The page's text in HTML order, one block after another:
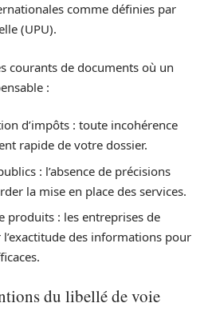
comme définies par
(UPU).
courants de documents où un
:
d’impôts : toute incohérence
rapide de votre dossier.
: l’absence de précisions
la mise en place des services.
produits : les entreprises de
des informations pour
du libellé de voie